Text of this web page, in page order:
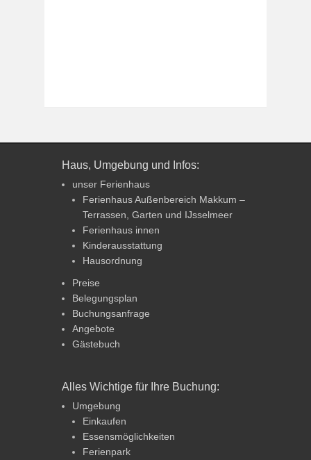
Haus, Umgebung und Infos:
unser Ferienhaus
Ferienhaus Außenbereich Makkum –
Terrassen, Garten und IJsselmeer
Ferienhaus innen
Kinderausstattung
Hausordnung
Preise
Belegungsplan
Buchungsanfrage
Angebote
Gästebuch
Alles Wichtige für Ihre Buchung:
Umgebung
Einkaufen
Essensmöglichkeiten
Ferienpark